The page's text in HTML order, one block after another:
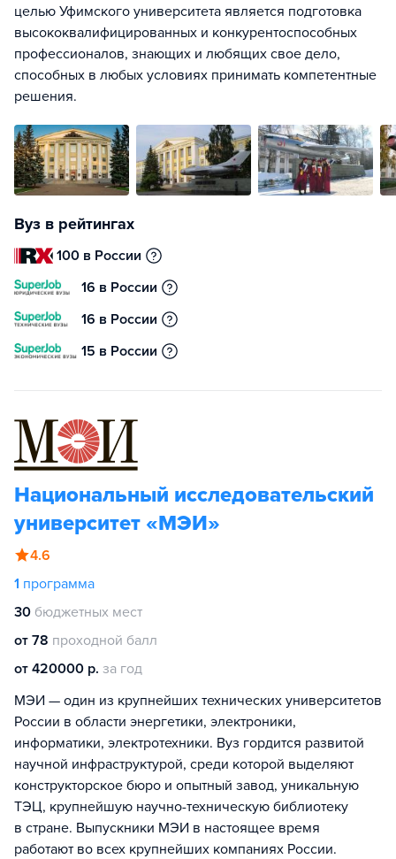
целью Уфимского университета является подготовка
высококвалифицированных и конкурентоспособных
профессионалов, знающих и любящих свое дело,
способных в любых условиях принимать компетентные
решения.
Вуз в рейтингах
100 в России
16 в России
16 в России
15 в России
Национальный исследовательский
университет «МЭИ»
4.6
1 программа
30 бюджетных мест
от 78 проходной балл
от 420000 р. за год
МЭИ — один из крупнейших технических университетов
России в области энергетики, электроники,
информатики, электротехники. Вуз гордится развитой
научной инфраструктурой, среди которой выделяют
конструкторское бюро и опытный завод, уникальную
ТЭЦ, крупнейшую научно-техническую библиотеку
в стране. Выпускники МЭИ в настоящее время
работают во всех крупнейших компаниях России.